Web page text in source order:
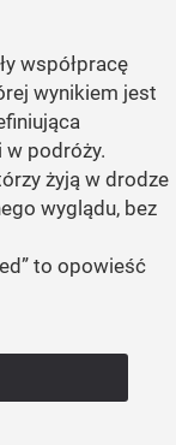
współpracę
wynikiem jest
w podróży.
żyją w drodze
wyglądu, bez
to opowieść